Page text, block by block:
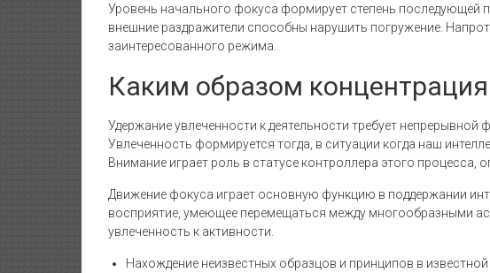
Уровень начального фокуса формирует степень
внешние раздражители способны нарушить погружение.
заинтересованного режима.
Каким образом
Удержание увлеченности к деятельности требует
Увлеченность формируется тогда, в ситуации когда наш
Внимание играет роль в статусе контроллера этого процесса,
Движение фокуса играет основную функцию в поддержании
восприятие, умеющее перемещаться между многообразными
увлеченность к активности.
Нахождение неизвестных образцов и принципов в известной